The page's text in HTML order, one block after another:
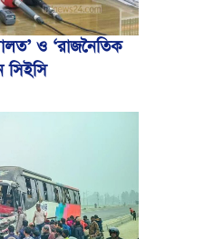
ও ‘রাজনৈতিক
সিইসি